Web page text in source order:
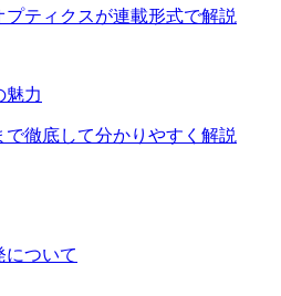
プティクスが連載形式で解説
魅力
で徹底して分かりやすく解説
について